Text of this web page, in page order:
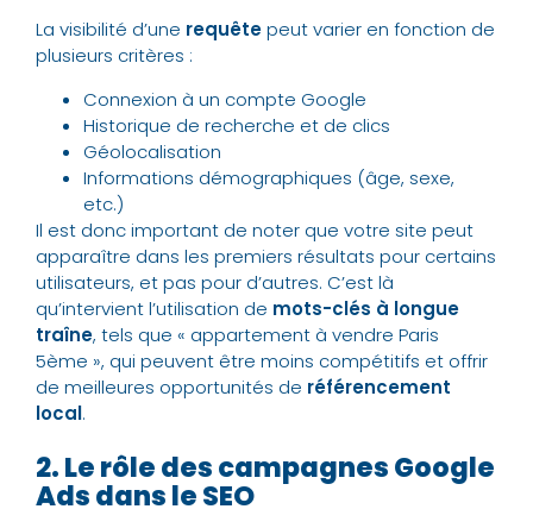
La visibilité d’une requêtepeut varier en fonction de
plusieurs critères :
Connexion à un compte Google
Historique de recherche et de clics
Géolocalisation
Informations démographiques (âge, sexe,
etc.)
Il est donc important de noter que votre site peut
apparaître dans les premiers résultats pour certains
utilisateurs, et pas pour d’autres. C’est là
qu’intervient l’utilisation de mots-clés à longue
traîne, tels que « appartement à vendre Paris
5ème », qui peuvent être moins compétitifs et offrir
de meilleures opportunités de référencement
local.
2. Le rôle des campagnes Google
Ads dans le SEO